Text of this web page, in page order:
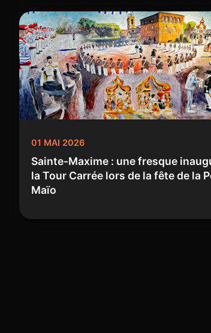
01 MAI 2026
Sainte-Maxime : une fresque
la Tour Carrée lors de la fête de la
Maïo